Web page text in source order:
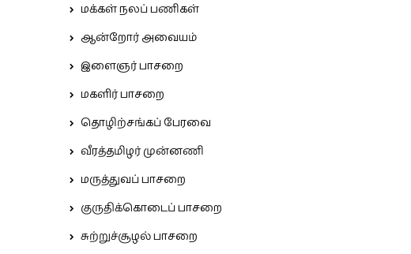
மக்கள் நலப் பணிகள்
ஆன்றோர் அவையம்
இளைஞர் பாசறை
மகளிர் பாசறை
தொழிற்சங்கப் பேரவை
வீரத்தமிழர் முன்னணி
மருத்துவப் பாசறை
குருதிக்கொடைப் பாசறை
சுற்றுச்சூழல் பாசறை